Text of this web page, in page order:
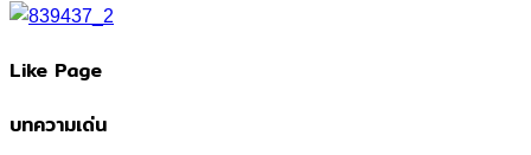
Like Page
บทความเด่น